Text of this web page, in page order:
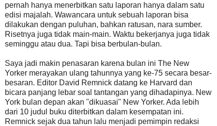
pernah hanya menerbitkan satu laporan hanya dalam satu
edisi majalah. Wawancara untuk sebuah laporan bisa
dilakukan dengan puluhan, bahkan ratusan, nara sumber.
Risetnya juga tidak main-main. Waktu bekerjanya juga tidak
seminggu atau dua. Tapi bisa berbulan-bulan.
Saya jadi makin penasaran karena bulan ini The New
Yorker merayakan ulang tahunnya yang ke-75 secara besar-
besaran. Editor David Remnick datang ke Harvard dan
bicara panjang lebar soal tantangan yang dihadapinya. New
York bulan depan akan "dikuasai" New Yorker. Ada lebih
dari 10 judul buku diterbitkan dalam kesempatan ini.
Remnick sejak dua tahun lalu menjadi pemimpin redaksi